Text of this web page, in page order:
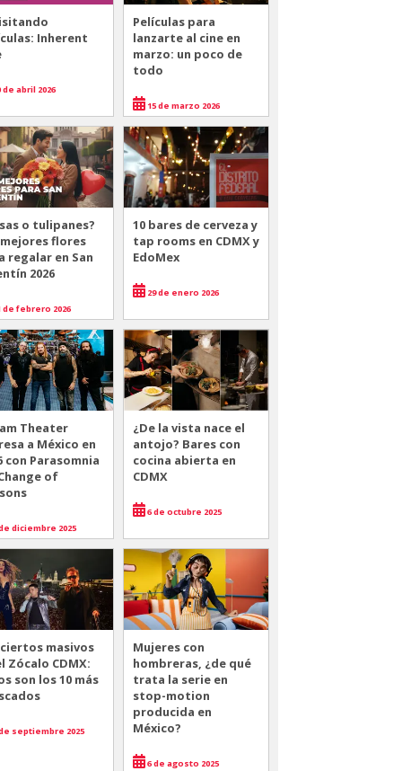
Inherent
de abril 2026
Películas para
lanzarte al cine en
marzo: un poco de
todo
15 de marzo 2026
o tulipanes?
flores
regalar en San
2026
de febrero 2026
10 bares de cerveza y
tap rooms en CDMX y
EdoMex
29 de enero 2026
Theater
a México en
con Parasomnia
of
diciembre 2025
¿De la vista nace el
antojo? Bares con
cocina abierta en
CDMX
6 de octubre 2025
masivos
Zócalo CDMX:
son los 10 más
septiembre 2025
Mujeres con
hombreras, ¿de qué
trata la serie en
stop-motion
producida en
México?
6 de agosto 2025